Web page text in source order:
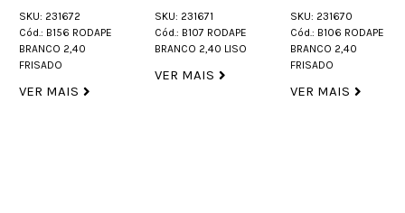
SKU: 231672
Cód.: B156 RODAPE
BRANCO 2,40
FRISADO
VER MAIS
SKU: 231671
Cód.: B107 RODAPE
BRANCO 2,40 LISO
VER MAIS
SKU: 231670
Cód.: B106 RODAPE
BRANCO 2,40
FRISADO
VER MAIS